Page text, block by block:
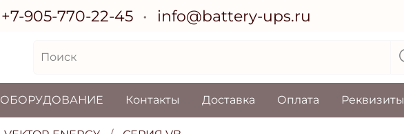
+7-905-770-22-45 info@battery-ups.ru
ОБОРУДОВАНИЕ Контакты Доставка Оплата Реквизиты